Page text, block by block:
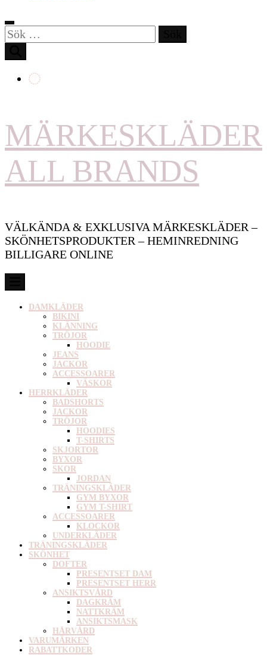
Sök
efter:
MÄRKESKLÄDER
ALL BRANDS
VÄLKÄNDA & EXKLUSIVA MÄRKESKLÄDER –
SKÖNHETSPRODUKTER – HEMINREDNING
BILLIGARE ONLINE
DAMKLÄDER
BIKINI
KLÄNNING
TRÖJOR
HOODIE
JEANS
JACKOR
ACCESSOARER
VÄSKOR
HERRKLÄDER
BADSHORTS
JACKOR
TRÖJOR
HOODIES
T-SHIRTS
SKJORTOR
BYXOR
SKOR
JORDAN
TRÄNINGSKLÄDER
GYM BYXOR
GYM T-SHIRT
ACCESSOARER
KLOCKOR
UNDERKLÄDER
TRÄNINGSKLÄDER
SKÖNHET
DOFTER
PRESENTSET DAM
PRESENTSET HERR
ANSIKTSVÅRD
DAGKRÄM
NATTKRÄM
ANSIKTSMASK
HÅRVÅRD
VARUMÄRKEN
RABATTKODER